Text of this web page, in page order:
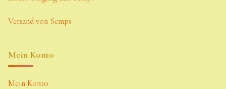
Versand von Semps
Mein Konto
Mein Konto